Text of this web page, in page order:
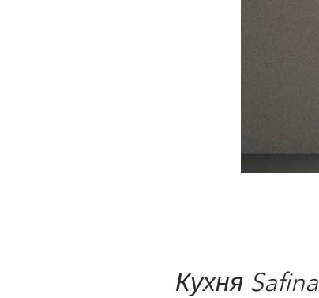
Кухня Safina